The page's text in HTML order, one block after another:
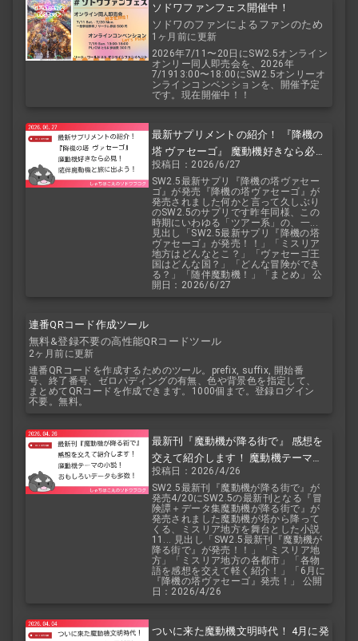
ソドワファンフェス開催中！
ソドワのファンによるファンのため
のお祭り！
1ヶ月前に更新
2026年7/11〜20日にSW2.5オンライン
オンリー同人即売会を、2026年
7/1913:00〜18:00にSW2.5オンリーオ
ンラインコンベンションを、開催予定
です。現在開催中！！
最新サプリメントの紹介！ 『降機の
塔 ヴァセーゴ』 魔動機好きなら必
見！ 随伴魔動機と旅に出よう！
投稿日：2026/6/27
SW2.5最新サプリ『降機の塔ヴァセー
ゴ』が発売『降機の塔ヴァセーゴ』が
発売されました何かと言って久しぶり
のSW2.5のサプリです昨年同様、この
時期にいわゆる「ツアー系」の、一...
見出し「SW2.5最新サプリ『降機の塔
ヴァセーゴ』が発売！！」「ミスリア
地方はどんなとこ？」「ヴァセーゴ王
国はどんな国？」「どんな冒険ができ
る？」「随伴魔動機！」「まとめ」 公
開日：2026/6/27
連番QRコード作成ツール
無料&登録不要の高性能QRコードツール
2ヶ月前に更新
連番QRコードを作成するためのツール。prefix, suffix, 開始番
号、終了番号、ゼロパディングの有無、色や背景色を指定して、
まとめてQRコードを作成できます。1000個まで。登録ログイン
不要。無料。
最新刊『魔動機が降る街で』 感想を
交えて紹介します！ 魔動機テーマの
小説！ おもしろいデータも多数！
投稿日：2026/4/26
SW2.5最新刊『魔動機が降る街で』が
発売4/20にSW2.5の最新刊となる『冒
険譚＋データ集魔動機が降る街で』が
発売されました魔動機が塔から降って
くる、ミスリア地方を舞台とした小説
11... 見出し「SW2.5最新刊『魔動機が
降る街で』が発売！！」「ミスリア地
方」「ミスリア地方の各都市」「各物
語を感想を交えて軽く紹介！」「6月に
『降機の塔ヴァセーゴ』発売！」 公開
日：2026/4/26
ついに来た魔動機文明時代！ 4月に発